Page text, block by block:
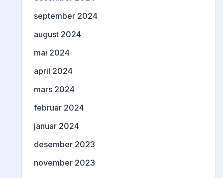
september 2024
august 2024
mai 2024
april 2024
mars 2024
februar 2024
januar 2024
desember 2023
november 2023